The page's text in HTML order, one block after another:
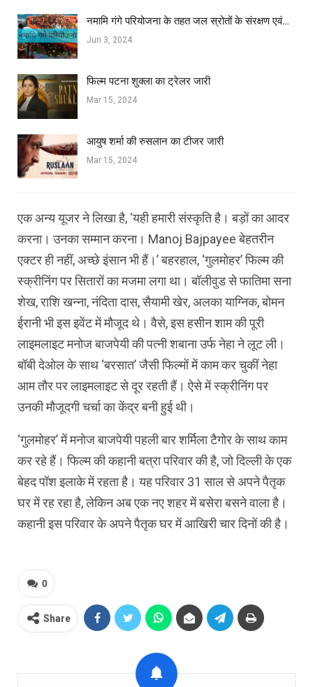
नमामि गंगे परियोजना के तहत जल स्रोतों के संरक्षण एवं…
Jun 3, 2024
फिल्‍म पटना शुक्ला का ट्रेलर जारी
Mar 15, 2024
आयुष शर्मा की रुसलान का टीजर जारी
Mar 15, 2024
एक अन्‍य यूजर ने लिखा है, ‘यही हमारी संस्‍कृति है। बड़ों का आदर
करना। उनका सम्‍मान करना। Manoj Bajpayee बेहतरीन
एक्‍टर ही नहीं, अच्‍छे इंसान भी हैं।’ बहरहाल, ‘गुलमोहर’ फिल्‍म की
स्‍क्रीनिंग पर सितारों का मजमा लगा था। बॉलीवुड से फातिमा सना
शेख, राश‍ि खन्‍ना, नंदिता दास, सैयामी खेर, अलका याग्‍न‍िक, बोमन
ईरानी भी इस इवेंट में मौजूद थे। वैसे, इस हसीन शाम की पूरी
लाइमलाइट मनोज बाजपेयी की पत्‍नी शबाना उर्फ नेहा ने लूट ली।
बॉबी देओल के साथ ‘बरसात’ जैसी फिल्‍मों में काम कर चुकीं नेहा
आम तौर पर लाइमलाइट से दूर रहती हैं। ऐसे में स्‍क्रीनिंग पर
उनकी मौजूदगी चर्चा का केंद्र बनी हुई थी।
‘गुलमोहर’ में मनोज बाजपेयी पहली बार शर्मिला टैगोर के साथ काम
कर रहे हैं। फिल्‍म की कहानी बत्रा परिवार की है, जो दिल्‍ली के एक
बेहद पॉश इलाके में रहता है। यह परिवार 31 साल से अपने पैतृक
घर में रह रहा है, लेकिन अब एक नए शहर में बसेरा बसने वाला है।
कहानी इस परिवार के अपने पैतृक घर में आख‍िरी चार दिनों की है।
0
Share